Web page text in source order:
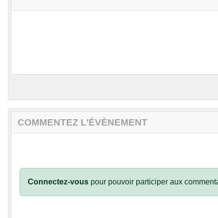
COMMENTEZ L’ÉVÈNEMENT
Connectez-vous pour pouvoir participer aux